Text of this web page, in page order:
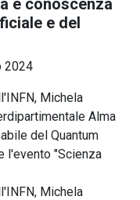
e conoscenza
e del
2024
Michela
Alma
del Quantum
l'evento "Scienza
Michela